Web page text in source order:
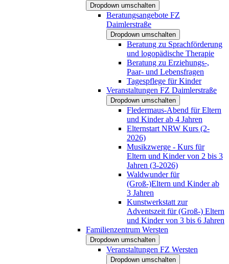
Dropdown umschalten
Beratungsangebote FZ
Daimlerstraße
Dropdown umschalten
Beratung zu Sprachförderung
und logopädische Therapie
Beratung zu Erziehungs-,
Paar- und Lebensfragen
Tagespflege für Kinder
Veranstaltungen FZ Daimlerstraße
Dropdown umschalten
Fledermaus-Abend für Eltern
und Kinder ab 4 Jahren
Elternstart NRW Kurs (2-
2026)
Musikzwerge - Kurs für
Eltern und Kinder von 2 bis 3
Jahren (3-2026)
Waldwunder für
(Groß-)Eltern und Kinder ab
3 Jahren
Kunstwerkstatt zur
Adventszeit für (Groß-) Eltern
und Kinder von 3 bis 6 Jahren
Familienzentrum Wersten
Dropdown umschalten
Veranstaltungen FZ Wersten
Dropdown umschalten